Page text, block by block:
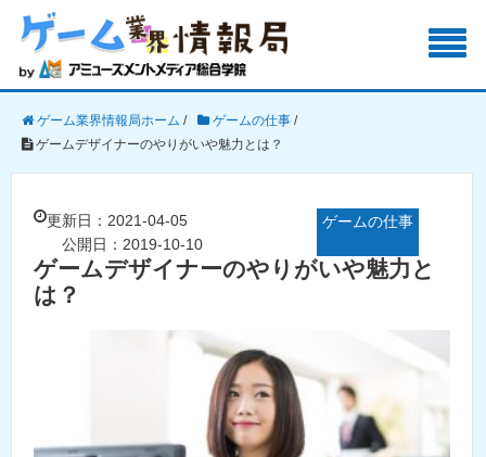
ゲーム業界情報局ホーム / ゲームの仕事 /
ゲームデザイナーのやりがいや魅力とは？
更新日：2021-04-05
公開日：2019-10-10
ゲームの仕事
ゲームデザイナーのやりがいや魅力と
は？